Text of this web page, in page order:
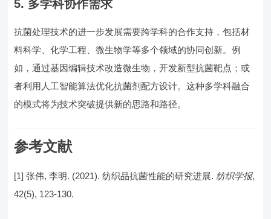
5. 多学科协作需求
抗菌处理技术的进一步发展需要跨学科的合作支持，包括材
料科学、化学工程、微生物学等多个领域的协同创新。例
如，通过基因编辑技术改造微生物，开发新型抗菌靶点；或
者利用人工智能算法优化抗菌剂配方设计。这种多学科融合
的模式将为技术突破提供新的思路和路径。
参考文献
[1] 张伟, 李明. (2021). 纺织品抗菌性能的研究进展. 纺织学报,
42(5), 123-130.